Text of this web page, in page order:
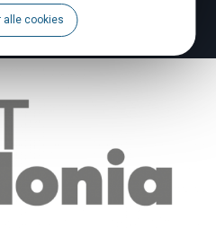
alle cookies
melden?